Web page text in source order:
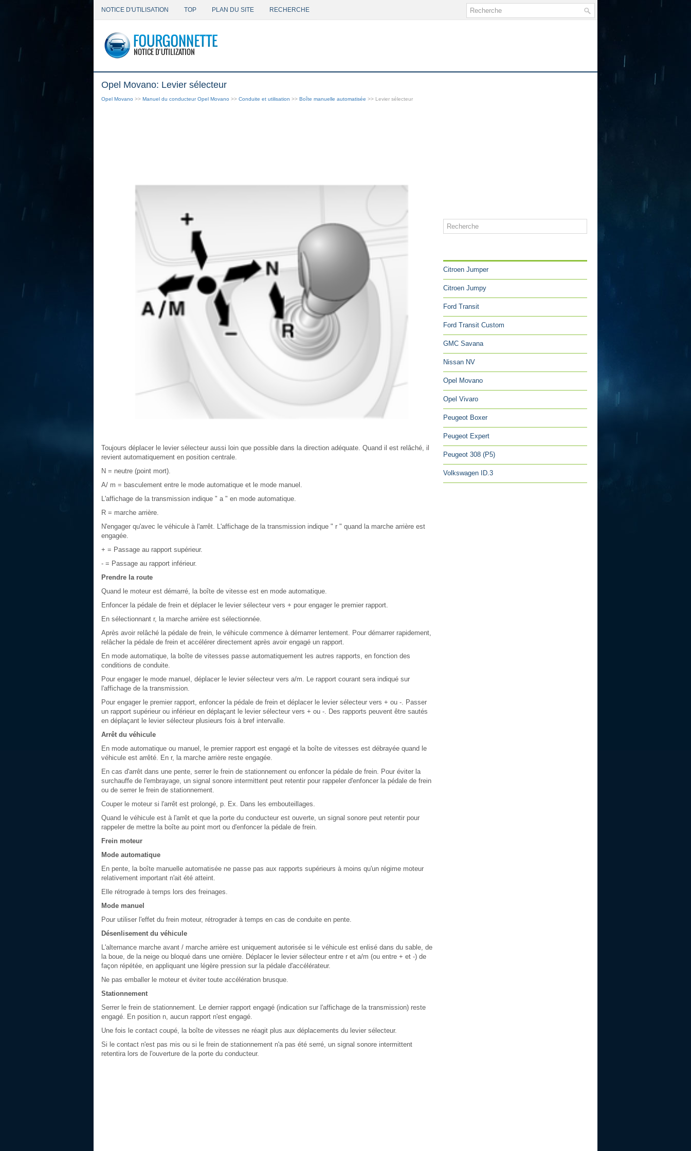
NOTICE D'UTILISATION TOP PLAN DU SITE RECHERCHE
Opel Movano: Levier sélecteur
Opel Movano >> Manuel du conducteur Opel Movano >> Conduite et utilisation >> Boîte manuelle automatisée >> Levier sélecteur
Toujours déplacer le levier sélecteur aussi loin que possible dans la direction adéquate. Quand il est relâché, il
revient automatiquement en position centrale.
N = neutre (point mort).
A/ m = basculement entre le mode automatique et le mode manuel.
L'affichage de la transmission indique " a " en mode automatique.
R = marche arrière.
N'engager qu'avec le véhicule à l'arrêt. L'affichage de la transmission indique " r " quand la marche arrière est
engagée.
+ = Passage au rapport supérieur.
- = Passage au rapport inférieur.
Prendre la route
Quand le moteur est démarré, la boîte de vitesse est en mode automatique.
Enfoncer la pédale de frein et déplacer le levier sélecteur vers + pour engager le premier rapport.
En sélectionnant r, la marche arrière est sélectionnée.
Après avoir relâché la pédale de frein, le véhicule commence à démarrer lentement. Pour démarrer rapidement,
relâcher la pédale de frein et accélérer directement après avoir engagé un rapport.
En mode automatique, la boîte de vitesses passe automatiquement les autres rapports, en fonction des
conditions de conduite.
Pour engager le mode manuel, déplacer le levier sélecteur vers a/m. Le rapport courant sera indiqué sur
l'affichage de la transmission.
Pour engager le premier rapport, enfoncer la pédale de frein et déplacer le levier sélecteur vers + ou -. Passer
un rapport supérieur ou inférieur en déplaçant le levier sélecteur vers + ou -. Des rapports peuvent être sautés
en déplaçant le levier sélecteur plusieurs fois à bref intervalle.
Arrêt du véhicule
En mode automatique ou manuel, le premier rapport est engagé et la boîte de vitesses est débrayée quand le
véhicule est arrêté. En r, la marche arrière reste engagée.
En cas d'arrêt dans une pente, serrer le frein de stationnement ou enfoncer la pédale de frein. Pour éviter la
surchauffe de l'embrayage, un signal sonore intermittent peut retentir pour rappeler d'enfoncer la pédale de frein
ou de serrer le frein de stationnement.
Couper le moteur si l'arrêt est prolongé, p. Ex. Dans les embouteillages.
Quand le véhicule est à l'arrêt et que la porte du conducteur est ouverte, un signal sonore peut retentir pour
rappeler de mettre la boîte au point mort ou d'enfoncer la pédale de frein.
Frein moteur
Mode automatique
En pente, la boîte manuelle automatisée ne passe pas aux rapports supérieurs à moins qu'un régime moteur
relativement important n'ait été atteint.
Elle rétrograde à temps lors des freinages.
Mode manuel
Pour utiliser l'effet du frein moteur, rétrograder à temps en cas de conduite en pente.
Désenlisement du véhicule
L'alternance marche avant / marche arrière est uniquement autorisée si le véhicule est enlisé dans du sable, de
la boue, de la neige ou bloqué dans une ornière. Déplacer le levier sélecteur entre r et a/m (ou entre + et -) de
façon répétée, en appliquant une légère pression sur la pédale d'accélérateur.
Ne pas emballer le moteur et éviter toute accélération brusque.
Stationnement
Serrer le frein de stationnement. Le dernier rapport engagé (indication sur l'affichage de la transmission) reste
engagé. En position n, aucun rapport n'est engagé.
Une fois le contact coupé, la boîte de vitesses ne réagit plus aux déplacements du levier sélecteur.
Si le contact n'est pas mis ou si le frein de stationnement n'a pas été serré, un signal sonore intermittent
retentira lors de l'ouverture de la porte du conducteur.
Citroen Jumper
Citroen Jumpy
Ford Transit
Ford Transit Custom
GMC Savana
Nissan NV
Opel Movano
Opel Vivaro
Peugeot Boxer
Peugeot Expert
Peugeot 308 (P5)
Volkswagen ID.3